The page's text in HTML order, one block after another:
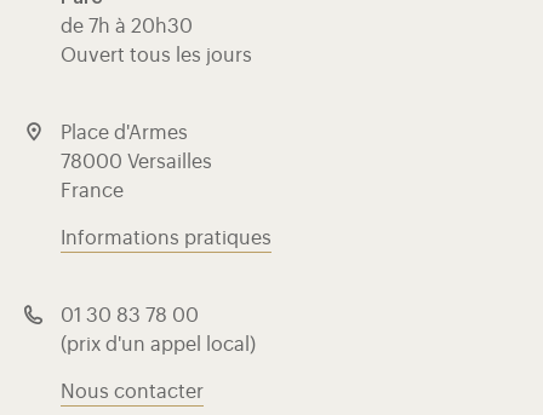
de 7h à 20h30
Ouvert tous les jours
Place d'Armes
78000 Versailles
France
Informations pratiques
01 30 83 78 00
(prix d'un appel local)
Nous contacter